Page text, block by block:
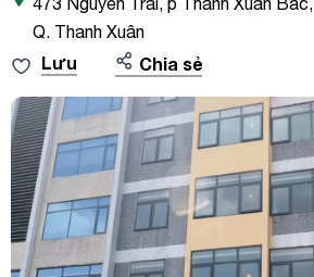
Q. Thanh Xuân
Lưu Chia sẻ